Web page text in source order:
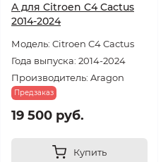
A для Citroen C4 Cactus
2014-2024
Модель: Citroen C4 Cactus
Года выпуска: 2014-2024
Производитель: Aragon
Предзаказ
19 500 руб.
Купить